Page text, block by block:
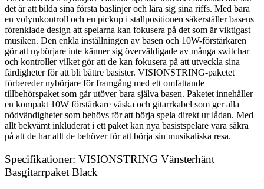
det är att bilda sina första baslinjer och lära sig sina riffs. Med bara
en volymkontroll och en pickup i stallpositionen säkerställer basens
förenklade design att spelarna kan fokusera på det som är viktigast –
musiken. Den enkla inställningen av basen och 10W-förstärkaren
gör att nybörjare inte känner sig överväldigade av många switchar
och kontroller vilket gör att de kan fokusera på att utveckla sina
färdigheter för att bli bättre basister. VISIONSTRING-paketet
förbereder nybörjare för framgång med ett omfattande
tillbehörspaket som går utöver bara själva basen. Paketet innehåller
en kompakt 10W förstärkare väska och gitarrkabel som ger alla
nödvändigheter som behövs för att börja spela direkt ur lådan. Med
allt bekvämt inkluderat i ett paket kan nya basistspelare vara säkra
på att de har allt de behöver för att börja sin musikaliska resa.
Specifikationer: VISIONSTRING Vänsterhänt
Basgitarrpaket Black